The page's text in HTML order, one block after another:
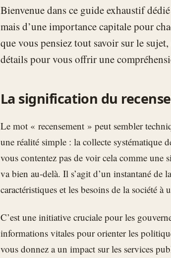
Bienvenue dans ce guide exhaustif
mais d’une importance capitale pour
que vous pensiez tout savoir sur le
détails pour vous offrir une
La signification du
Le mot « recensement » peut sembler
une réalité simple : la collecte systématique
vous contentez pas de voir cela comme une
va bien au-delà. Il s’agit d’un instantané
caractéristiques et les besoins de la société à
C’est une initiative cruciale pour les
informations vitales pour orienter les
vous donnez a un impact sur les services